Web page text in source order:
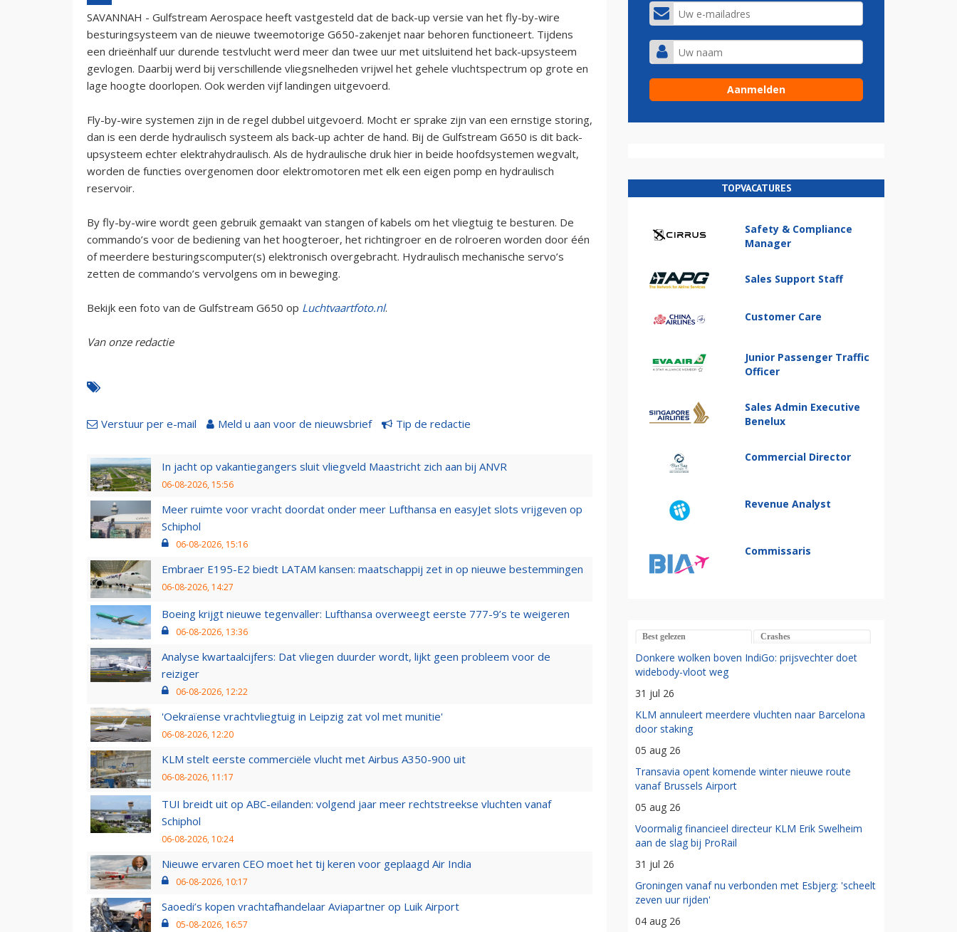
SAVANNAH - Gulfstream Aerospace heeft vastgesteld dat de back-up versie van het fly-by-wire
besturingsysteem van de nieuwe tweemotorige G650-zakenjet naar behoren functioneert. Tijdens
een drieënhalf uur durende testvlucht werd meer dan twee uur met uitsluitend het back-upsysteem
gevlogen. Daarbij werd bij verschillende vliegsnelheden vrijwel het gehele vluchtspectrum op grote en
lage hoogte doorlopen. Ook werden vijf landingen uitgevoerd.
Fly-by-wire systemen zijn in de regel dubbel uitgevoerd. Mocht er sprake zijn van een ernstige storing,
dan is een derde hydraulisch systeem als back-up achter de hand. Bij de Gulfstream G650 is dit back-
upsysteem echter elektrahydraulisch. Als de hydraulische druk hier in beide hoofdsystemen wegvalt,
worden de functies overgenomen door elektromotoren met elk een eigen pomp en hydraulisch
reservoir.
By fly-by-wire wordt geen gebruik gemaakt van stangen of kabels om het vliegtuig te besturen. De
commando’s voor de bediening van het hoogteroer, het richtingroer en de rolroeren worden door één
of meerdere besturingscomputer(s) elektronisch overgebracht. Hydraulisch mechanische servo’s
zetten de commando’s vervolgens om in beweging.
Bekijk een foto van de Gulfstream G650 op Luchtvaartfoto.nl.
Van onze redactie
Verstuur per e-mail Meld u aan voor de nieuwsbrief Tip de redactie
In jacht op vakantiegangers sluit vliegveld Maastricht zich aan bij ANVR
06-08-2026, 15:56
Meer ruimte voor vracht doordat onder meer Lufthansa en easyJet slots vrijgeven op
Schiphol
06-08-2026, 15:16
Embraer E195-E2 biedt LATAM kansen: maatschappij zet in op nieuwe bestemmingen
06-08-2026, 14:27
Boeing krijgt nieuwe tegenvaller: Lufthansa overweegt eerste 777-9’s te weigeren
06-08-2026, 13:36
Analyse kwartaalcijfers: Dat vliegen duurder wordt, lijkt geen probleem voor de
reiziger
06-08-2026, 12:22
'Oekraïense vrachtvliegtuig in Leipzig zat vol met munitie'
06-08-2026, 12:20
KLM stelt eerste commerciële vlucht met Airbus A350-900 uit
06-08-2026, 11:17
TUI breidt uit op ABC-eilanden: volgend jaar meer rechtstreekse vluchten vanaf
Schiphol
06-08-2026, 10:24
Nieuwe ervaren CEO moet het tij keren voor geplaagd Air India
06-08-2026, 10:17
Saoedi’s kopen vrachtafhandelaar Aviapartner op Luik Airport
05-08-2026, 16:57
TOPVACATURES
Safety & Compliance
Manager
Sales Support Staff
Customer Care
Junior Passenger Traffic
Officer
Sales Admin Executive
Benelux
Commercial Director
Revenue Analyst
Commissaris
Best gelezen Crashes
Donkere wolken boven IndiGo: prijsvechter doet
widebody-vloot weg
31 jul 26
KLM annuleert meerdere vluchten naar Barcelona
door staking
05 aug 26
Transavia opent komende winter nieuwe route
vanaf Brussels Airport
05 aug 26
Voormalig financieel directeur KLM Erik Swelheim
aan de slag bij ProRail
31 jul 26
Groningen vanaf nu verbonden met Esbjerg: 'scheelt
zeven uur rijden'
04 aug 26